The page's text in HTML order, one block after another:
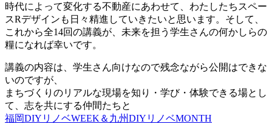
時代によって変化する不動産にあわせて、わたしたちスペー
スRデザインも日々精進していきたいと思います。そして、
これから全14回の講義が、未来を担う学生さんの何かしらの
糧になれば幸いです。
講義の内容は、学生さん向けなので残念ながら公開はできな
いのですが、
まちづくりのリアルな現場を知り・学び・体験できる場とし
て、志を共にする仲間たちと
福岡DIYリノベWEEK＆九州DIYリノベMONTH